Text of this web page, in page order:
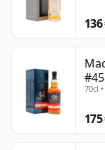
136
70cl
175